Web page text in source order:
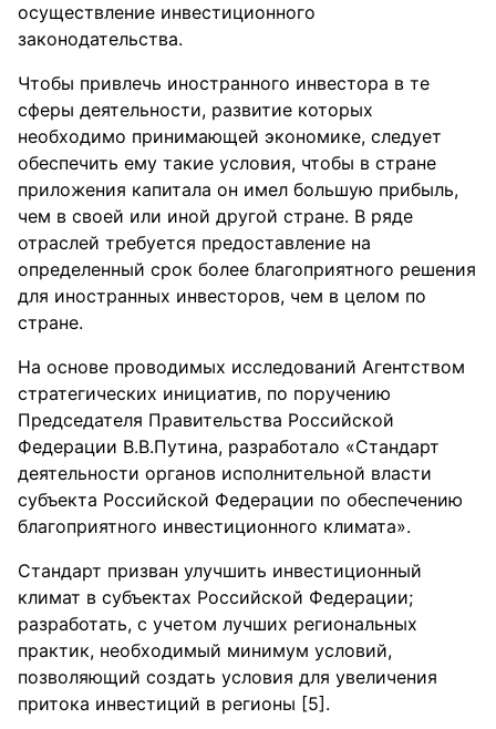
осуществление инвестиционного
законодательства.
Чтобы привлечь иностранного инвестора в те
сферы деятельности, развитие которых
необходимо принимающей экономике, следует
обеспечить ему такие условия, чтобы в стране
приложения капитала он имел большую прибыль,
чем в своей или иной другой стране. В ряде
отраслей требуется предоставление на
определенный срок более благоприятного решения
для иностранных инвесторов, чем в целом по
стране.
На основе проводимых исследований Агентством
стратегических инициатив, по поручению
Председателя Правительства Российской
Федерации В.В.Путина, разработало «Стандарт
деятельности органов исполнительной власти
субъекта Российской Федерации по обеспечению
благоприятного инвестиционного климата».
Стандарт призван улучшить инвестиционный
климат в субъектах Российской Федерации;
разработать, с учетом лучших региональных
практик, необходимый минимум условий,
позволяющий создать условия для увеличения
притока инвестиций в регионы [5].